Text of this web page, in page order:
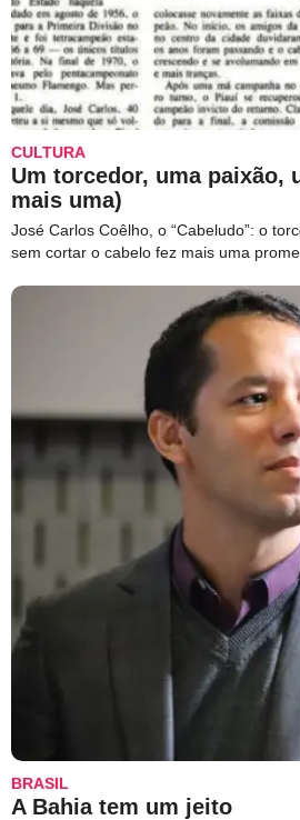
CULTURA
Um torcedor, uma paixão,
mais uma)
José Carlos Coêlho, o “Cabeludo”: o
sem cortar o cabelo fez mais uma
BRASIL
A Bahia tem um jeito